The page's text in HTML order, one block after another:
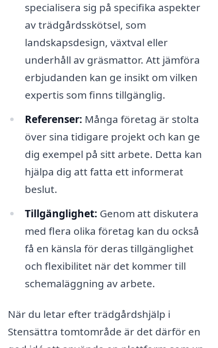
specialisera sig på specifika aspekter
av trädgårdsskötsel, som
landskapsdesign, växtval eller
underhåll av gräsmattor. Att jämföra
erbjudanden kan ge insikt om vilken
expertis som finns tillgänglig.
Referenser: Många företag är stolta
över sina tidigare projekt och kan ge
dig exempel på sitt arbete. Detta kan
hjälpa dig att fatta ett informerat
beslut.
Tillgänglighet: Genom att diskutera
med flera olika företag kan du också
få en känsla för deras tillgänglighet
och flexibilitet när det kommer till
schemaläggning av arbete.
När du letar efter trädgårdshjälp i
Stensättra tomtområde är det därför en